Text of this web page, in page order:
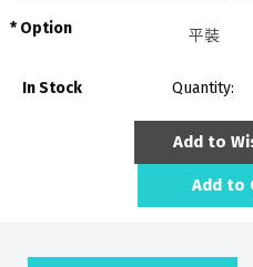
Option
In Stock Quantity:
Add to
Add to